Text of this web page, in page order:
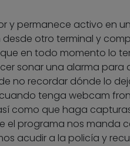
y permanece activo en
desde otro terminal y
en todo momento lo
sonar una alarma para
no recordar dónde lo
tenga webcam
como que haga
el programa nos manda
acudir a la policía y